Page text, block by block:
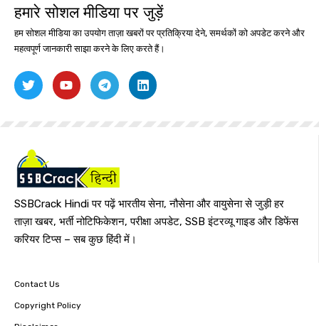
हमारे सोशल मीडिया पर जुड़ें
हम सोशल मीडिया का उपयोग ताज़ा खबरों पर प्रतिक्रिया देने, समर्थकों को अपडेट करने और
महत्वपूर्ण जानकारी साझा करने के लिए करते हैं।
SSBCrack Hindi पर पढ़ें भारतीय सेना, नौसेना और वायुसेना से जुड़ी हर
ताज़ा खबर, भर्ती नोटिफिकेशन, परीक्षा अपडेट, SSB इंटरव्यू गाइड और डिफेंस
करियर टिप्स – सब कुछ हिंदी में।
Contact Us
Copyright Policy